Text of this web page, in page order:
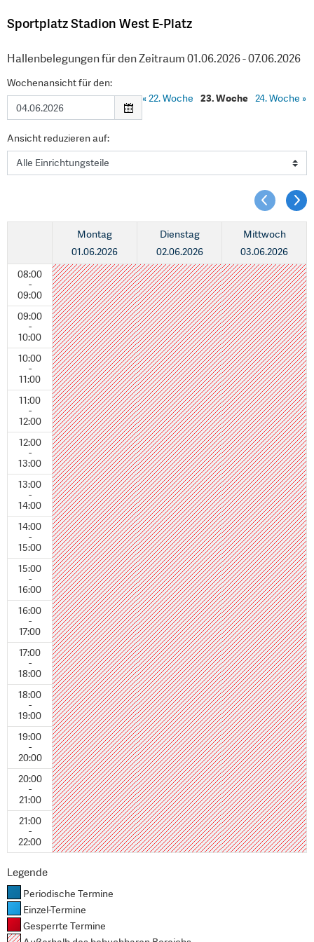
Sportplatz Stadion West E-Platz
Hallenbelegungen für den Zeitraum 01.06.2026 - 07.06.2026
Wochenansicht für den:
«22. Woche 23. Woche 24. Woche »
Ansicht reduzieren auf:
08:00
-
09:00
09:00
-
10:00
10:00
-
11:00
11:00
-
12:00
12:00
-
13:00
13:00
-
14:00
14:00
-
15:00
15:00
-
16:00
16:00
-
17:00
17:00
-
18:00
18:00
-
19:00
19:00
-
20:00
20:00
-
21:00
21:00
-
22:00
Montag
01.06.2026
Dienstag
02.06.2026
Mittwoch
03.06.2026
Legende
Periodische Termine
Einzel-Termine
Gesperrte Termine